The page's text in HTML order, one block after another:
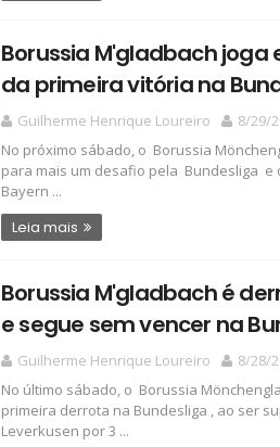
Borussia M'gladbach joga
da primeira vitória na
Guilherme Henrique Loureiro
8/29/
No próximo sábado, o Borussia
para mais um desafio pela Bundesliga
Bayern ...
Leia mais
Borussia M'gladbach é
e segue sem vencer na
Guilherme Henrique Loureiro
8/28/
No último sábado, o Borussia
primeira derrota na Bundesliga , ao ser
Leverkusen por 3 ...